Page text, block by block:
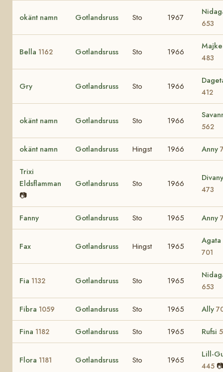
okänt namn Gotlandsruss Sto 1967
653
Bella 1162 Gotlandsruss Sto 1966
483
Gry Gotlandsruss Sto 1966
412
okänt namn Gotlandsruss Sto 1966
562
okänt namn Gotlandsruss Hingst 1966 Anny
Trixi
Eldsflamman
📷
Gotlandsruss Sto 1966
Divany
473
Fanny Gotlandsruss Sto 1965 Anny
Fax Gotlandsruss Hingst 1965
Agata
701
Fia 1132 Gotlandsruss Sto 1965
653
Fibra 1059 Gotlandsruss Sto 1965 Ally
Fina 1182 Gotlandsruss Sto 1965 Rufsi
Flora 1181 Gotlandsruss Sto 1965
Lill-
445